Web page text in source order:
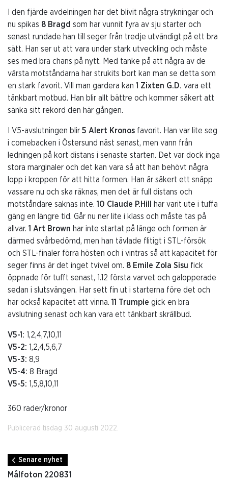
I den fjärde avdelningen har det blivit några strykningar och
nu spikas 8 Bragd som har vunnit fyra av sju starter och
senast rundade han till seger från tredje utvändigt på ett bra
sätt. Han ser ut att vara under stark utveckling och måste
ses med bra chans på nytt. Med tanke på att några av de
värsta motståndarna har strukits bort kan man se detta som
en stark favorit. Vill man gardera kan 1 Zixten G.D. vara ett
tänkbart motbud. Han blir allt bättre och kommer säkert att
sänka sitt rekord den här gången.
I V5-avslutningen blir 5 Alert Kronos favorit. Han var lite seg
i comebacken i Östersund näst senast, men vann från
ledningen på kort distans i senaste starten. Det var dock inga
stora marginaler och det kan vara så att han behövt några
lopp i kroppen för att hitta formen. Han är säkert ett snäpp
vassare nu och ska räknas, men det är full distans och
motståndare saknas inte. 10 Claude P.Hill
har varit ute i tuffa
gäng en längre tid. Går nu ner lite i klass och måste tas på
allvar. 1 Art Brown har inte startat på länge och formen är
därmed svårbedömd, men han tävlade flitigt i STL-försök
och STL-finaler förra hösten och i vintras så att kapacitet för
seger finns är det inget tvivel om. 8 Emile Zola Sisu fick
öppnade för tufft senast, 1.12 första varvet och galopperade
sedan i slutsvängen. Har sett fin ut i starterna före det och
har också kapacitet att vinna. 11 Trumpie gick en bra
avslutning senast och kan vara ett tänkbart skrällbud.
V5-1: 1,2,4,7,10,11
V5-2: 1,2,4,5,6,7
V5-3: 8,9
V5-4: 8 Bragd
V5-5: 1,5,8,10,11
360 rader/kronor
Publicerad tisdag 30 augusti 2022.
Senare nyhet
Målfoton 220831